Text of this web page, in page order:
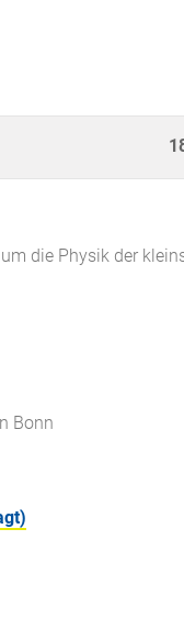
die Physik der
Bonn